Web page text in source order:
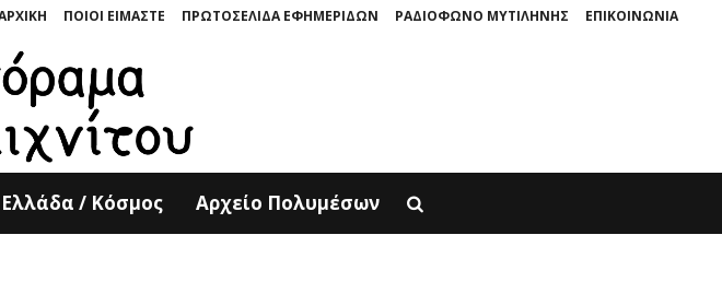
ΠΟΙΟΙ ΕΙΜΑΣΤΕ ΠΡΩΤΟΣΕΛΙΔΑ ΕΦΗΜΕΡΙΔΩΝ ΡΑΔΙΟΦΩΝΟ ΜΥΤΙΛΗΝΗΣ ΕΠΙΚΟΙΝΩΝΙΑ
ΚΥΡΙΑΚΟΥ ΚΟΥΚΟΥΛΑ ΚΑΙ ΤΟΝΙΑΣ ΚΑΤΕΡΙΝΗ ΠΑΡΟΥΣΙΑΖΕΤΑΙ ΣΤΟΝ ΦΥΣΙΚΟ ΤOY ΧΩΡΟ, ΣΤΟΝ
Ελλάδα / Κόσμος Αρχείο Πολυμέσων